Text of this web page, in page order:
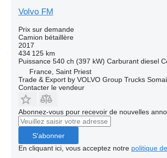
Volvo FM
Prix sur demande
Camion bétaillère
2017
434 125 km
Puissance 540 ch (397 kW) Carburant diesel
France, Saint Priest
Trade & Export by VOLVO Group Trucks
Contacter le vendeur
Abonnez-vous pour recevoir de nouvelles
S'abonner
En cliquant ici, vous acceptez notre politique